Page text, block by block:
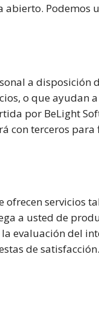
abierto. Podemos
a disposición
o que ayudan
por BeLight
con terceros
servicios
a usted de
evaluación del
de